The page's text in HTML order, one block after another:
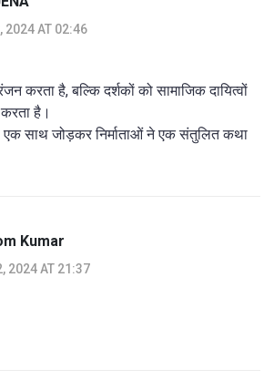
2024 AT 02:46
करता है, बल्कि दर्शकों को सामाजिक दायित्वों
है।
एक साथ जोड़कर निर्माताओं ने एक संतुलित कथा
Kumar
2024 AT 21:37